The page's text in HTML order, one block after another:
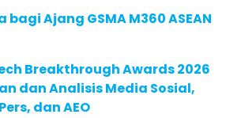
Ajang GSMA M360 ASEAN
Breakthrough Awards 2026
dan Analisis Media Sosial,
dan AEO